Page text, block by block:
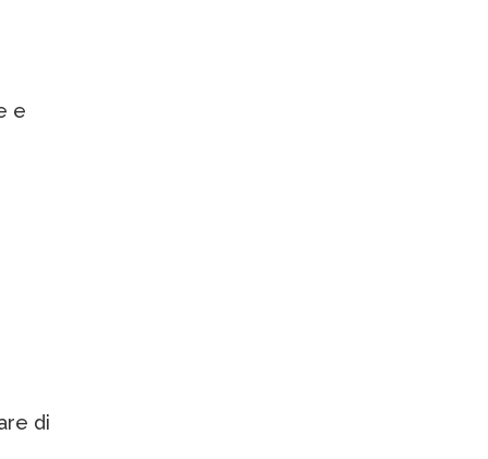
e
di